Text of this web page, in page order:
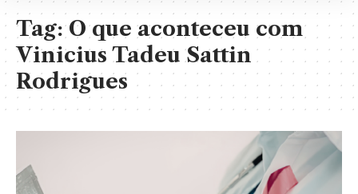
Tag:O que aconteceu com
Vinicius Tadeu Sattin
Rodrigues